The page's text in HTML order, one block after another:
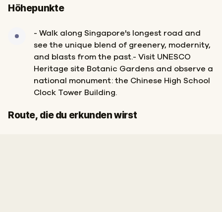
Höhepunkte
- Walk along Singapore's longest road and
see the unique blend of greenery, modernity,
and blasts from the past.- Visit UNESCO
Heritage site Botanic Gardens and observe a
national monument: the Chinese High School
Clock Tower Building.
Route, die du erkunden wirst
Start
Ziel